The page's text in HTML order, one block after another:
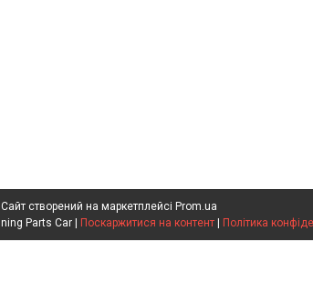
Сайт створений на маркетплейсі Prom.ua
Поскаржитися на контент Політика